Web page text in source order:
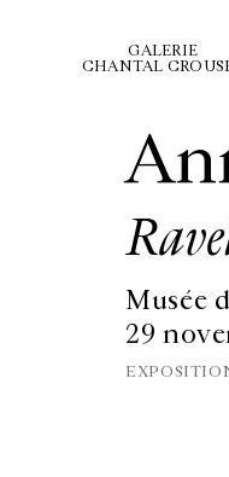
GALERIE
CHANTAL
Musée
29